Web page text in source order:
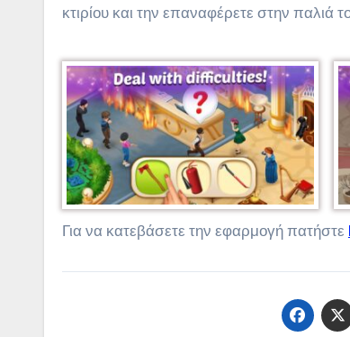
κτιρίου και την επαναφέρετε στην παλιά
Για να κατεβάσετε την εφαρμογή πατήστε